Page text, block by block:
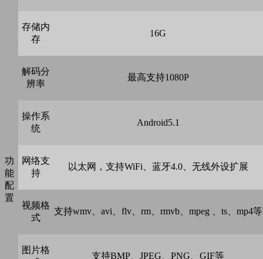
功
能
配
置
存储内
存
16G
解码分
辨率
最高支持1080P
操作系
统
Android5.1
网络支
持
以太网，支持WiFi、蓝牙4.0、无线外设扩展
视频格
式
支持wmv、avi、flv、rm、rmvb、mpeg 、ts、mp4等
图片格
支持BMP、JPEG、PNG、GIF等